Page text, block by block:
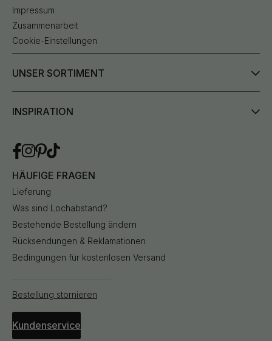
Impressum
Zusammenarbeit
Cookie-Einstellungen
UNSER SORTIMENT
INSPIRATION
HÄUFIGE FRAGEN
Lieferung
Was sind Lochabstand?
Bestehende Bestellung ändern
Rücksendungen & Reklamationen
Bedingungen für kostenlosen Versand
Bestellung stornieren
Kundenservice